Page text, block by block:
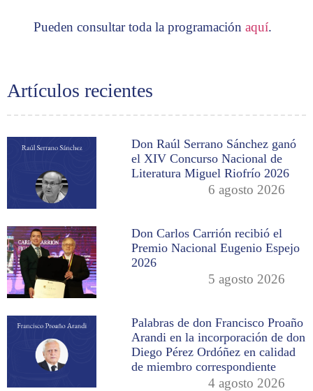
Artículos recientes
Don Raúl Serrano Sánchez ganó
el XIV Concurso Nacional de
Literatura Miguel Riofrío 2026
6 agosto 2026
Don Carlos Carrión recibió el
Premio Nacional Eugenio Espejo
2026
5 agosto 2026
Palabras de don Francisco Proaño
Arandi en la incorporación de don
Diego Pérez Ordóñez en calidad
de miembro correspondiente
4 agosto 2026
Pueden consultar toda la programaciónaquí.